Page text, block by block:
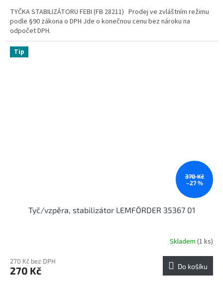
TYČKA STABILIZÁTORU FEBI (FB 28211) Prodej ve zvláštním režimu
podle §90 zákona o DPH Jde o konečnou cenu bez nároku na
odpočet DPH.
Tip
370 Kč
–27 %
Tyč/vzpěra, stabilizátor LEMFÖRDER 35367 01
Skladem (1 ks)
270 Kč bez DPH
270 Kč Do košíku